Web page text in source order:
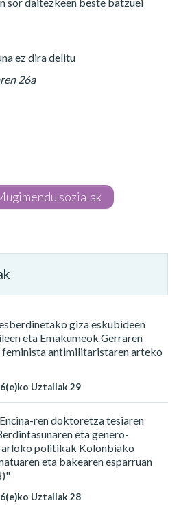
ez dira delitu
26a
sozialak
giza eskubideen
eta Emakumeok Gerraren
antimilitaristaren arteko
Uztailak 29
ren doktoretza tesiaren
eta genero-
politikak Kolonbiako
eta bakearen esparruan
Uztailak 28